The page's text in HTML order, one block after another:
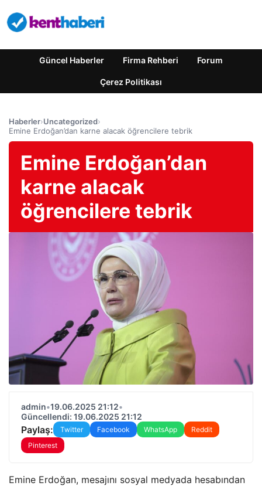
Güncel Haberler Firma Rehberi Forum
Çerez Politikası
Haberler›Uncategorized›
Emine Erdoğan’dan karne alacak öğrencilere tebrik
Emine Erdoğan’dan
karne alacak
öğrencilere tebrik
admin•19.06.2025 21:12•
Güncellendi: 19.06.2025 21:12
Paylaş: Twitter Facebook WhatsApp
Reddit
Pinterest
Emine Erdoğan, mesajını sosyal medyada hesabından